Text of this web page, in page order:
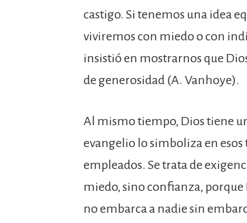
castigo. Si tenemos una idea
viviremos con miedo o con
insistió en mostrarnos que
de generosidad (A. Vanhoye).
Al mismo tiempo, Dios tiene
evangelio lo simboliza en esos
empleados. Se trata de
miedo, sino confianza, porque
no embarca a nadie sin